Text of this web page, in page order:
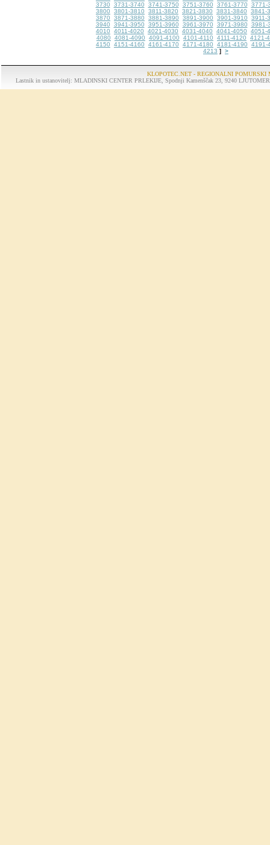
3730
3731-3740 3741-3750 3751-3760 3761-3770
3771-
3800
3801-3810 3811-3820 3821-3830 3831-3840
3841-
3870
3871-3880 3881-3890 3891-3900 3901-3910
3911-
3940
3941-3950 3951-3960 3961-3970 3971-3980
3981-
4010
4011-4020 4021-4030 4031-4040 4041-4050
4051-
4080
4081-4090 4091-4100 4101-4110 4111-4120
4121-
4150
4151-4160 4161-4170 4171-4180 4181-4190
4191-
4213 ] >
KLOPOTEC.NET - REGIONALNI POMURSKI
Lastnik in ustanovitelj: MLADINSKI CENTER PRLEKIJE, Spodnji Kamenščak 23, 9240